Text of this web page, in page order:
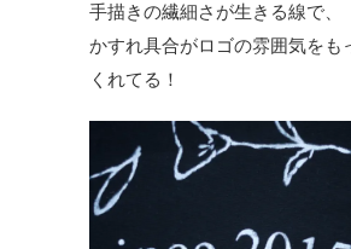
手描きの繊細さが生きる線で、
かすれ具合がロゴの雰囲気をも
くれてる！